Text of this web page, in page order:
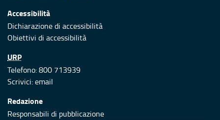
Accessibilità
Dichiarazione di accessibilità
Obiettivi di accessibilità
URP
Telefono: 800 713939
Scrivici:email
Redazione
Responsabili di pubblicazione